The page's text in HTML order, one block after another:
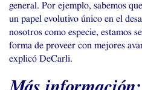
general. Por ejemplo, sabemos
un papel evolutivo único en el
nosotros como especie, estamos
forma de proveer con mejores
explicó DeCarli.